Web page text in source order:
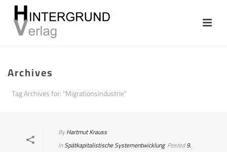
Archives
Tag Archives for: "Migrationsindustrie"
ByHartmut Krauss
InSpätkapitalistische Systementwicklung Posted9.